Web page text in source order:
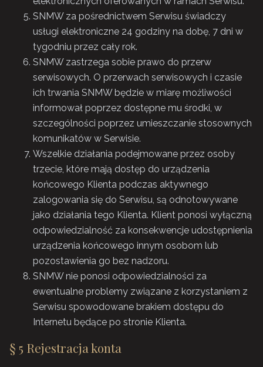
SNMW za pośrednictwem Serwisu świadczy
usługi elektroniczne 24 godziny na dobę, 7 dni w
tygodniu przez cały rok.
SNMW zastrzega sobie prawo do przerw
serwisowych. O przerwach serwisowych i czasie
ich trwania SNMW będzie w miarę możliwości
informował poprzez dostępne mu środki, w
szczególności poprzez umieszczanie stosownych
komunikatów w Serwisie.
Wszelkie działania podejmowane przez osoby
trzecie, które mają dostęp do urządzenia
końcowego Klienta podczas aktywnego
zalogowania się do Serwisu, są odnotowywane
jako działania tego Klienta. Klient ponosi wyłączną
odpowiedzialność za konsekwencje udostępnienia
urządzenia końcowego innym osobom lub
pozostawienia go bez nadzoru.
SNMW nie ponosi odpowiedzialności za
ewentualne problemy związane z korzystaniem z
Serwisu spowodowane brakiem dostępu do
Internetu będące po stronie Klienta.
§ 5 Rejestracja konta